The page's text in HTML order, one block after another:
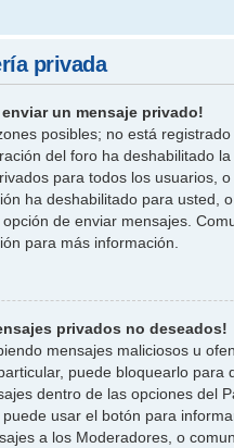
privada
enviar un mensaje privado!
posibles; no está registrado
del foro ha deshabilitado
para todos los usuarios, o
ha deshabilitado para usted,
de enviar mensajes.
para más información.
privados no deseados!
mensajes maliciosos u
puede bloquearlo para
dentro de las opciones del
usar el botón para
a los Moderadores, o